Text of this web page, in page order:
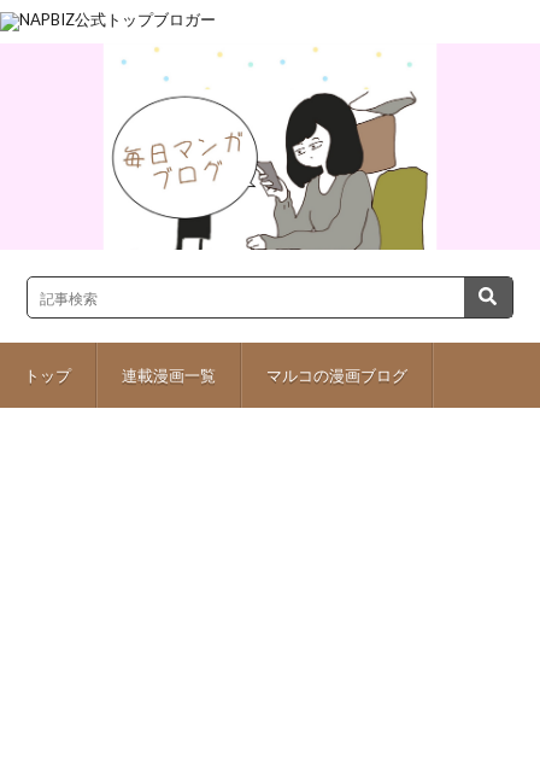
トップ 連載漫画一覧 マルコの漫画ブログ